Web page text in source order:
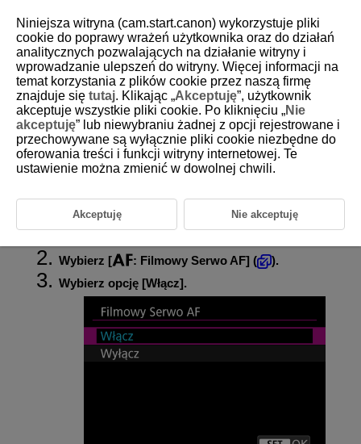
D292-098
Filmowy Serwo AF
Szybkość Filmowego Serwo AF
Po włączeniu tej funkcji podczas filmowania kamera w sposób ciągły
Ustaw przełącznik fotografowania / nagrywania
Wybierz [
: Filmowy Serwo AF] (
).
Wybierz opcję [Włącz].
Niniejsza witryna (cam.start.canon) wykorzystuje pliki
cookie do poprawy wrażeń użytkownika oraz do działań
analitycznych pozwalających na działanie witryny i
wprowadzanie ulepszeń do witryny. Więcej informacji na
temat korzystania z plików cookie przez naszą firmę
znajduje się tutaj. Klikając „Akceptuję”, użytkownik
akceptuje wszystkie pliki cookie. Po kliknięciu „Nie
akceptuję” lub niewybraniu żadnej z opcji rejestrowane i
przechowywane są wyłącznie pliki cookie niezbędne do
oferowania treści i funkcji witryny internetowej. Te
ustawienie można zmienić w dowolnej chwili.
Akceptuję Nie akceptuję